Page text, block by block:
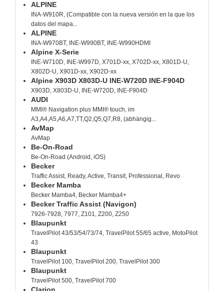
ALPINE
INA-W910R, (Compatible con la nueva versión en la que los
datos del mapa...
ALPINE
INA-W970BT, INE-W990BT, INE-W990HDMI
Alpine X-Serie
INE-W710D, INE-W997D, X701D-xx, X702D-xx, X801D-U,
X802D-U, X901D-xx, X902D-xx
Alpine X903D X803D-U INE-W720D INE-F904D
X903D, X803D-U, INE-W720D, INE-F904D
AUDI
MMI® Navigation plus MMI® touch, im
A3,A4,A5,A6,A7,TT,Q2,Q5,Q7,R8, (abhängig...
AvMap
AvMap
Be-On-Road
Be-On-Road (Android, iOS)
Becker
Traffic Assist, Ready, Active, Transit, Professional, Revo
Becker Mamba
Becker Mamba4, Becker Mamba4+
Becker Traffic Assist (Navigon)
7926-7928, 7977, Z101, Z200, Z250
Blaupunkt
TravelPilot 43/53/54/73/74, TravelPilot 55/65 active, MotoPilot
43
Blaupunkt
TravelPilot 100, TravelPilot 200, TravelPilot 300
Blaupunkt
TravelPilot 500, TravelPilot 700